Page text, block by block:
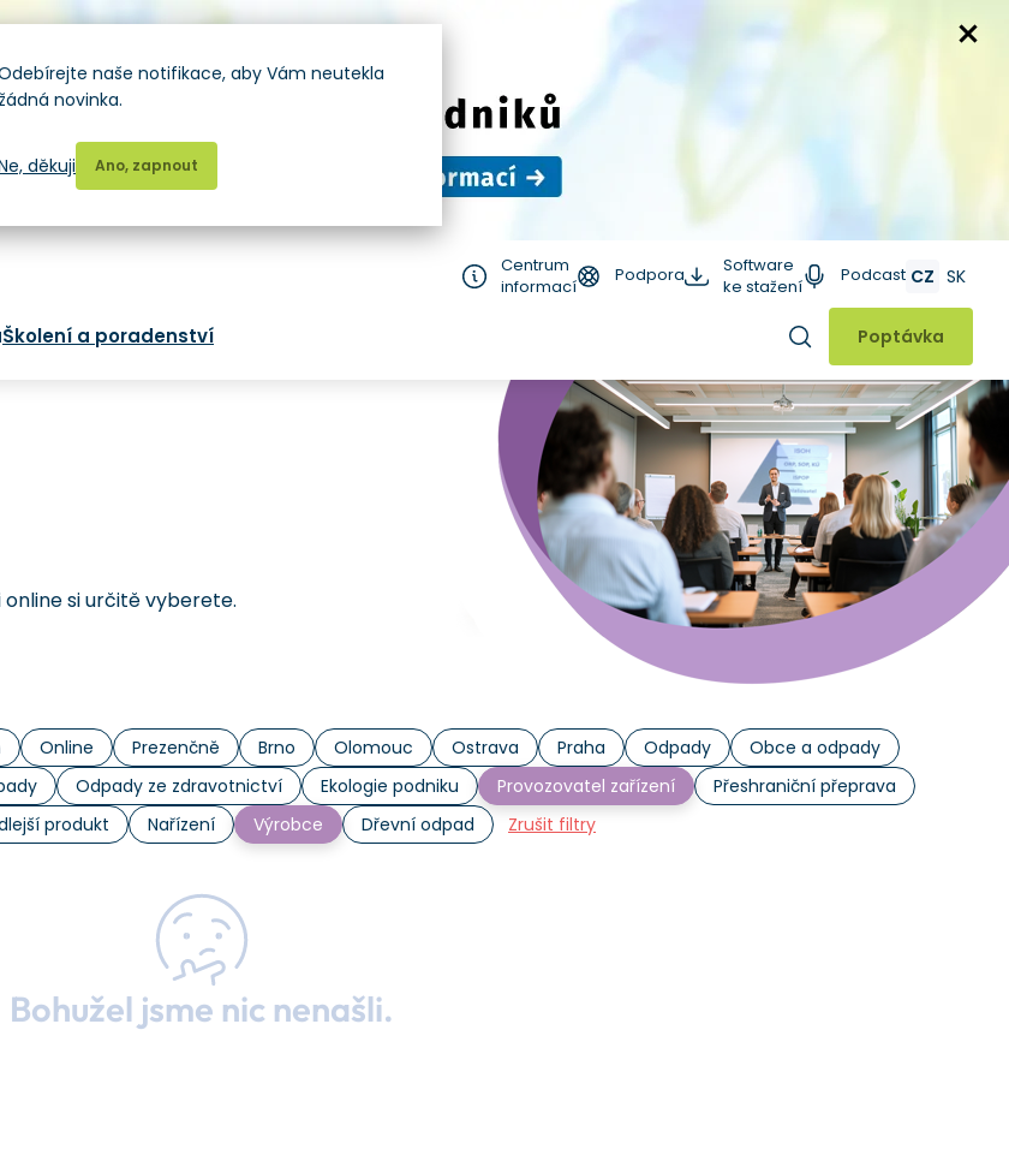
Centrum
informací
Podpora
Software
ke stažení
Podcast CZ SK
Školení a poradenství Hledat
Poptávka
si určitě vyberete.
Online Prezenčně Brno Olomouc Ostrava Praha Odpady
Obce a odpady
Odpady ze zdravotnictví Ekologie podniku Provozovatel zařízení
Přeshraniční přeprava
produkt Nařízení Výrobce Dřevní odpad Zrušit filtry
Bohužel jsme nic nenašli.
naše notifikace, aby Vám neutekla
žádná novinka.
Ano, zapnout
děkuji